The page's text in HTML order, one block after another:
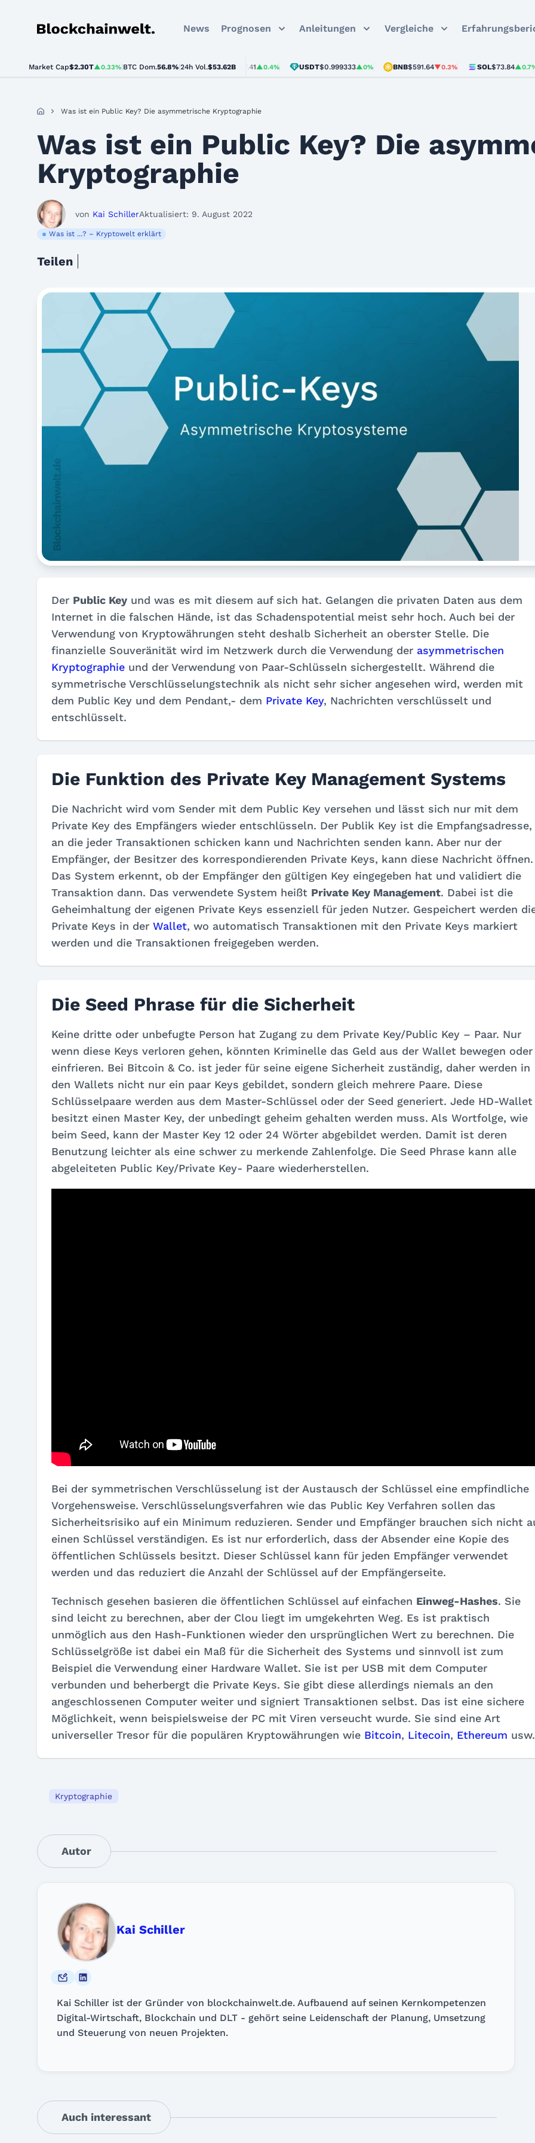
Blockchainwelt News Prognosen Anleitungen Vergleiche
Market Cap$2.30T▲0.33% BTC Dom.56.8% 24h Vol.$53.62B
BTC$65,037.00▲0.9% ETH$1,917.41▲0.4% USDT$0.999333▲0% BNB$591.64▼0.3% SOL$73.84▲0.7%
Was ist ein Public Key? Die asymmetrische Kryptographie
Was ist ein Public Key? Die
Kryptographie
von Kai SchillerAktualisiert: 9. August 2022
Was ist ...? – Kryptowelt erklärt
Teilen
Der Public Key und was es mit diesem auf sich hat. Gelangen die privaten Daten aus dem
Internet in die falschen Hände, ist das Schadenspotential meist sehr hoch. Auch bei der
Verwendung von Kryptowährungen steht deshalb Sicherheit an oberster Stelle. Die
finanzielle Souveränität wird im Netzwerk durch die Verwendung der asymmetrischen
Kryptographie und der Verwendung von Paar-Schlüsseln sichergestellt. Während die
symmetrische Verschlüsselungstechnik als nicht sehr sicher angesehen wird, werden mit
dem Public Key und dem Pendant,- dem Private Key, Nachrichten verschlüsselt und
entschlüsselt.
Die Funktion des Private Key Management Systems
Die Nachricht wird vom Sender mit dem Public Key versehen und lässt sich nur mit dem
Private Key des Empfängers wieder entschlüsseln. Der Publik Key ist die Empfangsadresse,
an die jeder Transaktionen schicken kann und Nachrichten senden kann. Aber nur der
Empfänger, der Besitzer des korrespondierenden Private Keys, kann diese Nachricht öffnen.
Das System erkennt, ob der Empfänger den gültigen Key eingegeben hat und validiert die
Transaktion dann. Das verwendete System heißt Private Key Management. Dabei ist die
Geheimhaltung der eigenen Private Keys essenziell für jeden Nutzer. Gespeichert werden
Private Keys in der Wallet, wo automatisch Transaktionen mit den Private Keys markiert
werden und die Transaktionen freigegeben werden.
Die Seed Phrase für die Sicherheit
Keine dritte oder unbefugte Person hat Zugang zu dem Private Key/Public Key – Paar. Nur
wenn diese Keys verloren gehen, könnten Kriminelle das Geld aus der Wallet bewegen oder
einfrieren. Bei Bitcoin & Co. ist jeder für seine eigene Sicherheit zuständig, daher werden in
den Wallets nicht nur ein paar Keys gebildet, sondern gleich mehrere Paare. Diese
Schlüsselpaare werden aus dem Master-Schlüssel oder der Seed generiert. Jede HD-Wallet
besitzt einen Master Key, der unbedingt geheim gehalten werden muss. Als Wortfolge, wie
beim Seed, kann der Master Key 12 oder 24 Wörter abgebildet werden. Damit ist deren
Benutzung leichter als eine schwer zu merkende Zahlenfolge. Die Seed Phrase kann alle
abgeleiteten Public Key/Private Key- Paare wiederherstellen.
Bei der symmetrischen Verschlüsselung ist der Austausch der Schlüssel eine empfindliche
Vorgehensweise. Verschlüsselungsverfahren wie das Public Key Verfahren sollen das
Sicherheitsrisiko auf ein Minimum reduzieren. Sender und Empfänger brauchen sich nicht
einen Schlüssel verständigen. Es ist nur erforderlich, dass der Absender eine Kopie des
öffentlichen Schlüssels besitzt. Dieser Schlüssel kann für jeden Empfänger verwendet
werden und das reduziert die Anzahl der Schlüssel auf der Empfängerseite.
Technisch gesehen basieren die öffentlichen Schlüssel auf einfachen Einweg-Hashes. Sie
sind leicht zu berechnen, aber der Clou liegt im umgekehrten Weg. Es ist praktisch
unmöglich aus den Hash-Funktionen wieder den ursprünglichen Wert zu berechnen. Die
Schlüsselgröße ist dabei ein Maß für die Sicherheit des Systems und sinnvoll ist zum
Beispiel die Verwendung einer Hardware Wallet. Sie ist per USB mit dem Computer
verbunden und beherbergt die Private Keys. Sie gibt diese allerdings niemals an den
angeschlossenen Computer weiter und signiert Transaktionen selbst. Das ist eine sichere
Möglichkeit, wenn beispielsweise der PC mit Viren verseucht wurde. Sie sind eine Art
universeller Tresor für die populären Kryptowährungen wie Bitcoin, Litecoin, Ethereum usw.
Kryptographie
Autor
Kai Schiller
Kai Schiller ist der Gründer von blockchainwelt.de. Aufbauend auf seinen Kernkompetenzen
Digital-Wirtschaft, Blockchain und DLT - gehört seine Leidenschaft der Planung, Umsetzung
und Steuerung von neuen Projekten.
Auch interessant